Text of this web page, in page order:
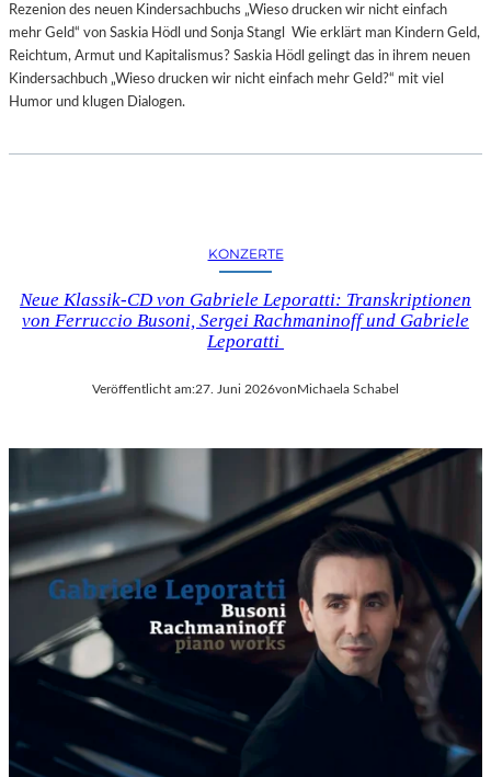
Rezenion des neuen Kindersachbuchs „Wieso drucken wir nicht einfach
mehr Geld“ von Saskia Hödl und Sonja Stangl Wie erklärt man Kindern Geld,
Reichtum, Armut und Kapitalismus? Saskia Hödl gelingt das in ihrem neuen
Kindersachbuch „Wieso drucken wir nicht einfach mehr Geld?“ mit viel
Humor und klugen Dialogen.
KONZERTE
Neue Klassik-CD von Gabriele Leporatti: Transkriptionen
von Ferruccio Busoni, Sergei Rachmaninoff und Gabriele
Leporatti
Veröffentlicht am:27. Juni 2026vonMichaela Schabel